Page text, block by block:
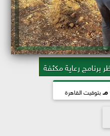
برنامج رعاية مكثفة
بتوقيت القاهرة